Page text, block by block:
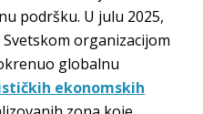
podršku. U julu 2025,
organizacijom
globalnu
ekonomskih